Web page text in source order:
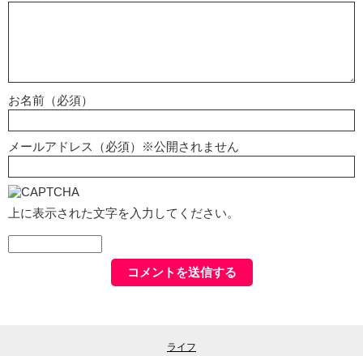
お名前（必須）
メールアドレス（必須）※公開されません
上に表示された文字を入力してください。
ライフ